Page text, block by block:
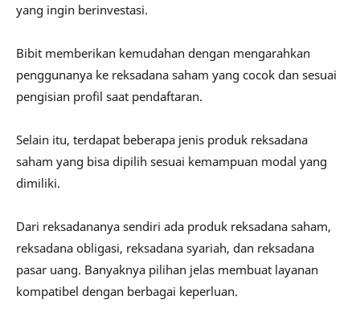
yang ingin berinvestasi.
Bibit memberikan kemudahan dengan mengarahkan
penggunanya ke reksadana saham yang cocok dan sesuai
pengisian profil saat pendaftaran.
Selain itu, terdapat beberapa jenis produk reksadana
saham yang bisa dipilih sesuai kemampuan modal yang
dimiliki.
Dari reksadananya sendiri ada produk reksadana saham,
reksadana obligasi, reksadana syariah, dan reksadana
pasar uang. Banyaknya pilihan jelas membuat layanan
kompatibel dengan berbagai keperluan.